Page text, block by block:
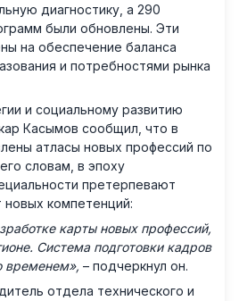
диагностику, а 290
были обновлены. Эти
на обеспечение баланса
и потребностями рынка
и социальному развитию
Касымов сообщил, что в
атласы новых профессий по
словам, в эпоху
претерпевают
компетенций:
карты новых профессий,
Система подготовки кадров
временем», – подчеркнул он.
отдела технического и